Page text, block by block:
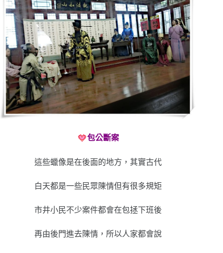
包公斷案
這些蠟像是在後面的地方，其實古代
白天都是一些民眾陳情但有很多規矩
市井小民不少案件都會在包拯下班後
再由後門進去陳情，所以人家都會說